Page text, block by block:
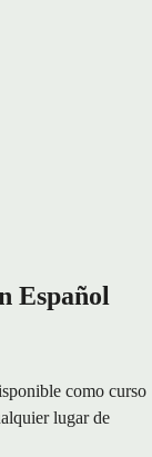
Español
como curso
lugar de